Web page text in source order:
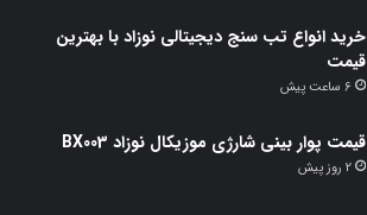
خرید انواع تب سنج دیجیتالی نوزاد با بهترین
قیمت
6 ساعت پیش
قیمت پوار بینی شارژی موزیکال نوزاد BX003
2 روز پیش